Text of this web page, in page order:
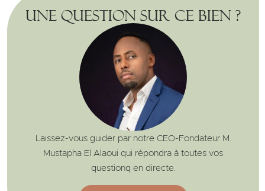
Une question sur ce bien ?
Laissez-vous guider par notre CEO-Fondateur M.
Mustapha El Alaoui qui répondra à toutes vos
questionq en directe.